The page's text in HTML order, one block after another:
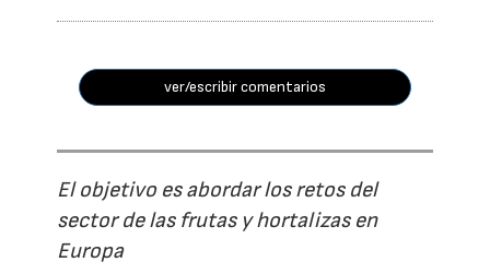
ver/escribir comentarios
El objetivo es abordar los retos del
sector de las frutas y hortalizas en
Europa